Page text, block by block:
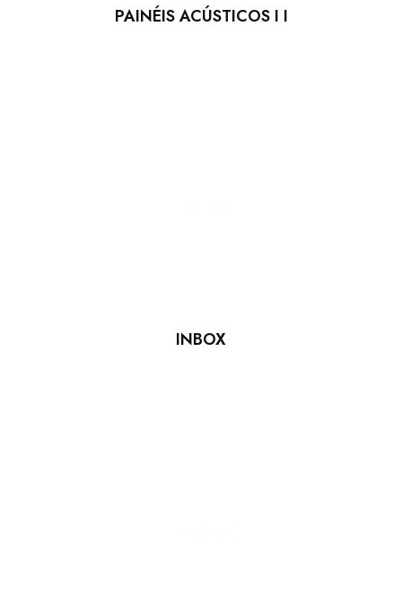
PAINÉIS ACÚSTICOS I I
INBOX